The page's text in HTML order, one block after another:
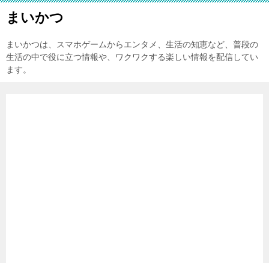
まいかつ
まいかつは、スマホゲームからエンタメ、生活の知恵など、普段の
生活の中で役に立つ情報や、ワクワクする楽しい情報を配信してい
ます。